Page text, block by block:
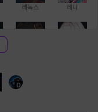
레녹스 레니
D